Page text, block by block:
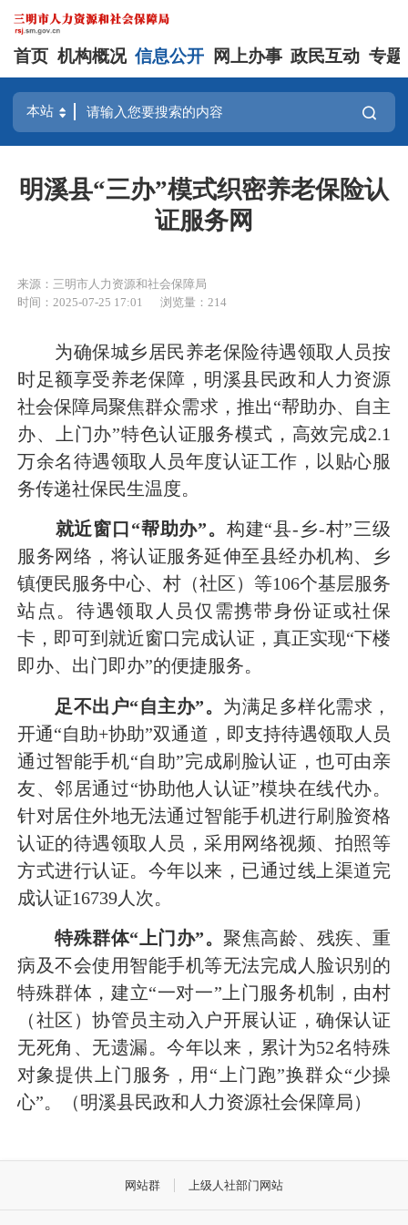
首页 机构概况 信息公开 网上办事 政民互动 专题
明溪县“三办”模式织密养老保险认
证服务网
来源：三明市人力资源和社会保障局
时间：2025-07-25 17:01
浏览量：214
为确保城乡居民养老保险待遇领取人员按
时足额享受养老保障，明溪县民政和人力资源
社会保障局聚焦群众需求，推出“帮助办、自主
办、上门办”特色认证服务模式，高效完成2.1
万余名待遇领取人员年度认证工作，以贴心服
务传递社保民生温度。
就近窗口“帮助办”。 构建“县-乡-村”三级
服务网络，将认证服务延伸至县经办机构、乡
镇便民服务中心、村（社区）等106个基层服务
站点。待遇领取人员仅需携带身份证或社保
卡，即可到就近窗口完成认证，真正实现“下楼
即办、出门即办”的便捷服务。
足不出户“自主办”。 为满足多样化需求，
开通“自助+协助”双通道，即支持待遇领取人员
通过智能手机“自助”完成刷脸认证，也可由亲
友、邻居通过“协助他人认证”模块在线代办。
针对居住外地无法通过智能手机进行刷脸资格
认证的待遇领取人员，采用网络视频、拍照等
方式进行认证。今年以来，已通过线上渠道完
成认证16739人次。
特殊群体“上门办”。 聚焦高龄、残疾、重
病及不会使用智能手机等无法完成人脸识别的
特殊群体，建立“一对一”上门服务机制，由村
（社区）协管员主动入户开展认证，确保认证
无死角、无遗漏。今年以来，累计为52名特殊
对象提供上门服务，用“上门跑”换群众“少操
心”。（明溪县民政和人力资源社会保障局）
网站群 上级人社部门网站